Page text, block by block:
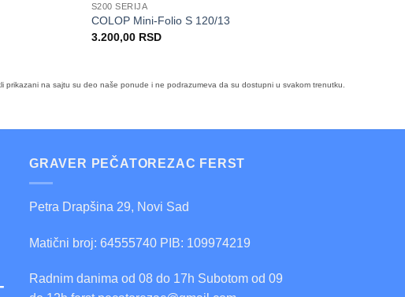
S200 SERIJA
COLOP Mini-Folio S 120/13
3.200,00 RSD
prikazani na sajtu su deo naše ponude i ne podrazumeva da su dostupni u svakom trenutku.
GRAVER PEČATOREZAC FERST
Petra Drapšina 29, Novi Sad
Matični broj: 64555740 PIB: 109974219
Radnim danima od 08 do 17h Subotom od 09